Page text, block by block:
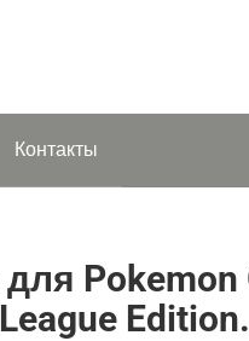
Контакты
Pokemon
Edition.